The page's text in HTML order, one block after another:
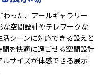
った、アールギャラリー
空間設計やテレワークな
シーンに対応できる設えと
を快適に過ごせる空間設計
サイズが体感できる展示